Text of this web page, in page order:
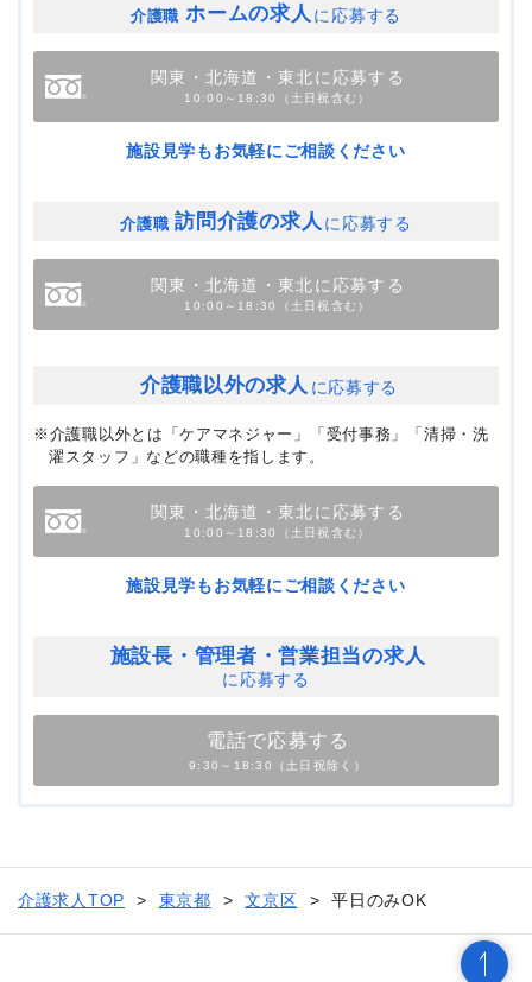
介護職 ホームの求人 に応募する
関東・北海道・東北に応募する
10:00～18:30（土日祝含む）
施設見学もお気軽にご相談ください
介護職 訪問介護の求人 に応募する
関東・北海道・東北に応募する
10:00～18:30（土日祝含む）
介護職以外の求人 に応募する
※介護職以外とは「ケアマネジャー」「受付事務」「清掃・洗
濯スタッフ」などの職種を指します。
関東・北海道・東北に応募する
10:00～18:30（土日祝含む）
施設見学もお気軽にご相談ください
施設長・管理者・営業担当の求人
に応募する
電話で応募する
9:30～18:30（土日祝除く）
介護求人TOP 東京都 文京区 平日のみOK